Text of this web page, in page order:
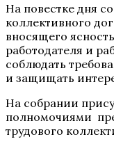
На повестке дня
коллективного
вносящего
работодателя и
соблюдать
и защищать
На собрании
полномочиями
трудового